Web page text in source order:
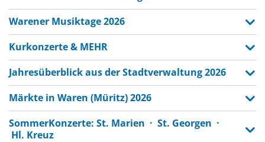
Warener Musiktage 2026
Kurkonzerte & MEHR
Jahresüberblick aus der Stadtverwaltung 2026
Märkte in Waren (Müritz) 2026
SommerKonzerte: St. Marien · St. Georgen ·
Hl. Kreuz